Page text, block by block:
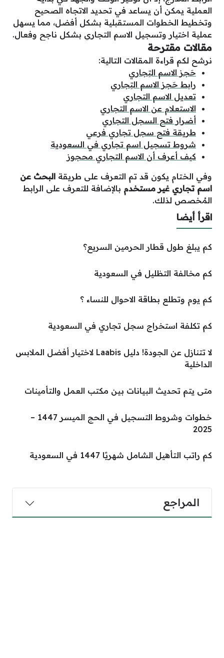
العملية يمكن أن يساعد في تحديد الاتجاه الصحيح
وتخطيط الخطوات المستقبلية بشكل أفضل، مما يسهل
عملية اختيار وتسجيل الاسم التجاري بشكل ناجح وفعال.
مقالات مقترحة
نرشح لكم قراءة المقالات التالية:
حَجز الاسم التِجاري
رابط حَجز الاسم التِجاري
تعديل الاسم التجاري
الاستعلام عن الاسم التجاري
أضرار فتح السجل التجاري
طريقة فتح سجل تجاري فرعي
شروط تسجيل اسم تجاري في السعودية
كيف أعرف أن الاسم التجاري محجوز
وفي الختام يكون قد تم التعرف على طريقة البحث عن
اسم تجاري غير مستخدم بالإضافة للتعرف على الرابط
المُخصص لذلك.
اقرأ أيضا
كم يبلغ طول قطار الحرمين السريع؟
كم مخالفة التظليل في السعودية
كم يوم وتطلع بطاقة الاحوال للنساء ؟
كم تكلفة استخراج سجل تجاري في السعودية
لا تتنازل عن الجودة! دليل Laabis لاختيار أفضل الملابس
الداخلية
متى يتم تحديث البيانات بين مكتب العمل والتأمينات
خطوات وشروط التسجيل في الحج الميسر 1447 –
2025
كم راتب التأهيل الشامل شهريًا 1447 في السعودية
المراجع